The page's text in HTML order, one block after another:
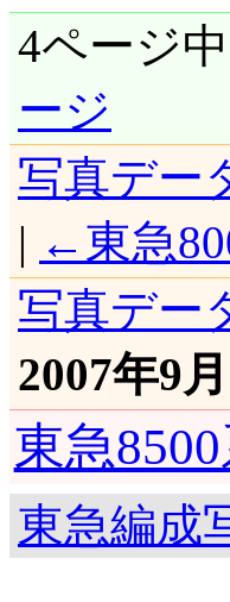
4ページ
ージ
写真デー
| ←東急
写真デー
2007年9月
東急
東急編成